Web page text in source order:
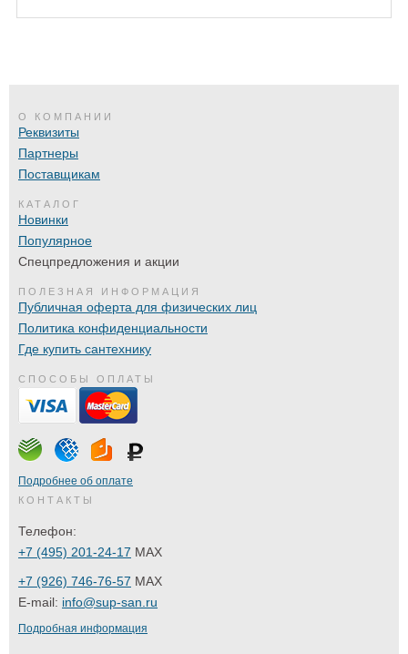
О КОМПАНИИ
Реквизиты
Партнеры
Поставщикам
КАТАЛОГ
Новинки
Популярное
Спецпредложения и акции
ПОЛЕЗНАЯ ИНФОРМАЦИЯ
Публичная оферта для физических лиц
Политика конфиденциальности
Где купить сантехнику
СПОСОБЫ ОПЛАТЫ
Подробнее об оплате
КОНТАКТЫ
Телефон:
+7 (495) 201-24-17 MAX
+7 (926) 746-76-57 MAX
E-mail: info@sup-san.ru
Подробная информация